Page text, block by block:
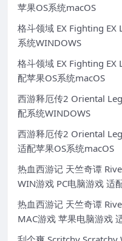
苹果OS系统macOS
格斗领域 EX Fighting EX
系统WINDOWS
格斗领域 EX Fighting EX
配苹果OS系统macOS
西游释厄传2 Oriental
配系统WINDOWS
西游释厄传2 Oriental
适配苹果OS系统macOS
热血西游记 天竺奇谭
WIN游戏 PC电脑游戏 适
热血西游记 天竺奇谭
MAC游戏 苹果电脑游戏